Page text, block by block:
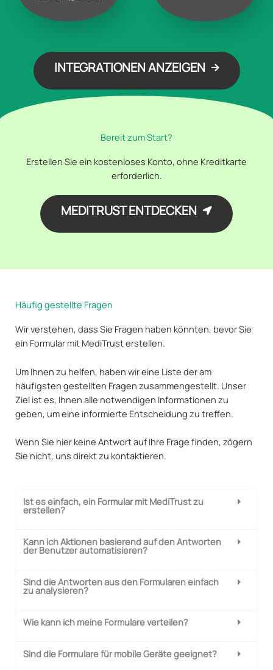
INTEGRATIONEN ANZEIGEN
Bereit zum Start?
Erstellen Sie ein kostenloses Konto, ohne Kreditkarte
erforderlich.
MEDITRUST ENTDECKEN
Häufig gestellte Fragen
Wir verstehen, dass Sie Fragen haben könnten, bevor Sie
ein Formular mit MediTrust erstellen.
Um Ihnen zu helfen, haben wir eine Liste der am
häufigsten gestellten Fragen zusammengestellt. Unser
Ziel ist es, Ihnen alle notwendigen Informationen zu
geben, um eine informierte Entscheidung zu treffen.
Wenn Sie hier keine Antwort auf Ihre Frage finden, zögern
Sie nicht, uns direkt zu kontaktieren.
Ist es einfach, ein Formular mit MediTrust zu
erstellen?
Kann ich Aktionen basierend auf den Antworten
der Benutzer automatisieren?
Sind die Antworten aus den Formularen einfach
zu analysieren?
Wie kann ich meine Formulare verteilen?
Sind die Formulare für mobile Geräte geeignet?